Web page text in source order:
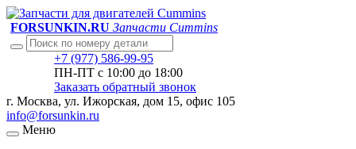
FORSUNKIN.RU Запчасти Cummins
+7 (977) 586-99-95
ПН-ПТ с 10:00 до 18:00
Заказать обратный звонок
г. Москва, ул. Ижорская, дом 15, офис 105
info@forsunkin.ru
Меню